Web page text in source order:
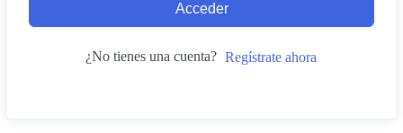
Acceder
¿No tienes una cuenta? Regístrate ahora